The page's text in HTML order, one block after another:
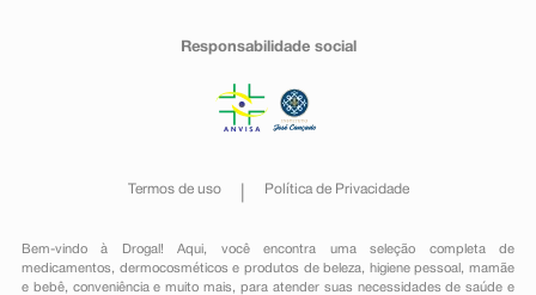
Responsabilidade social
Termos de uso Política de Privacidade
Bem-vindo à Drogal! Aqui, você encontra uma seleção completa de
medicamentos , dermocosméticos e produtos de beleza, higiene pessoal ,mamãe
e bebê, conveniênciae muito mais, para atender suas necessidades de saúde e